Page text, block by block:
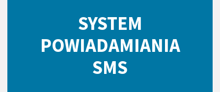
SYSTEM
POWIADAMIANIA
SMS